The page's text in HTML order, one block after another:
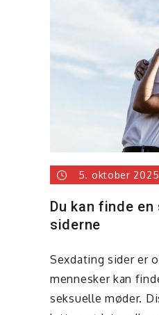
5. oktober 2025
Du kan finde
siderne
Sexdating sider er
mennesker kan
seksuelle møder.